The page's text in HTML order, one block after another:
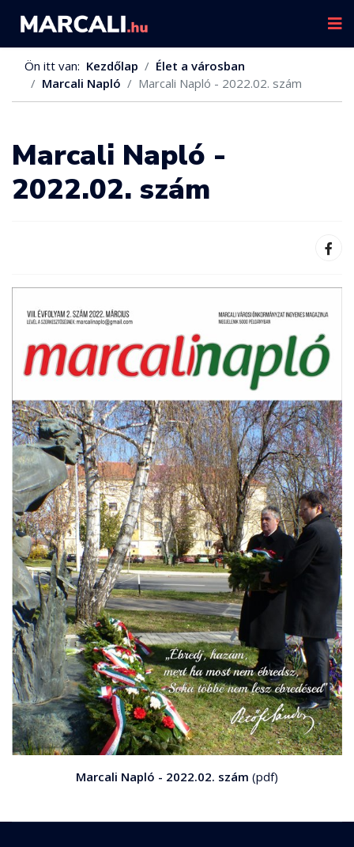
Ön itt van: Kezdőlap
Élet a városban
Marcali Napló
Marcali Napló - 2022.02. szám
Marcali Napló -
2022.02. szám
Marcali Napló - 2022.02. szám (pdf)